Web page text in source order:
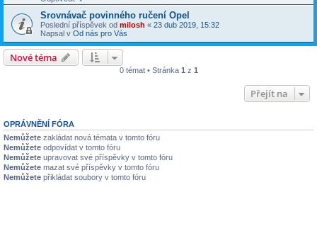
Srovnávač povinného ručení Opel
Poslední příspěvek od milosh « 23 dub 2019, 15:32
Napsal v Od nás pro Vás
Nové téma
0 témat • Stránka 1 z 1
Přejít na
OPRÁVNĚNÍ FÓRA
Nemůžete zakládat nová témata v tomto fóru
Nemůžete odpovídat v tomto fóru
Nemůžete upravovat své příspěvky v tomto fóru
Nemůžete mazat své příspěvky v tomto fóru
Nemůžete přikládat soubory v tomto fóru